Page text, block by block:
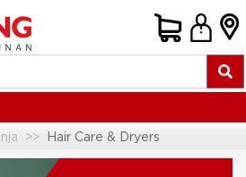
Hair Care & Dryers